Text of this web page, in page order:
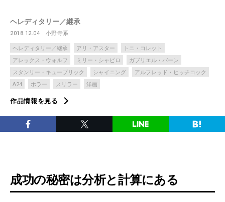
ヘレディタリー／継承
2018.12.04 小野寺系
ヘレディタリー／継承 アリ・アスター
トニ・コレット
アレックス・ウォルフ
ミリー・シャピロ
ガブリエル・バーン
スタンリー・キューブリック
シャイニング
アルフレッド・ヒッチコック
A24
ホラー スリラー 洋画
作品情報を見る
成功の秘密は分析と計算にある